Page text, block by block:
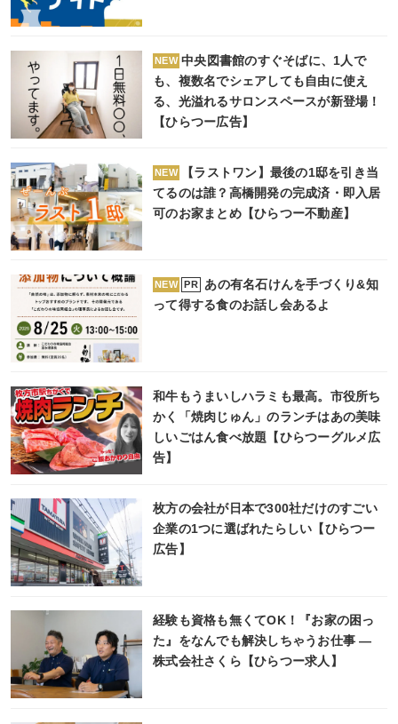
NEW 中央図書館のすぐそばに、1人で
も、複数名でシェアしても自由に使え
る、光溢れるサロンスペースが新登場！
【ひらつー広告】
NEW
【ラストワン】最後の1邸を引き当
てるのは誰？高橋開発の完成済・即入居
可のお家まとめ【ひらつー不動産】
NEW PR
あの有名石けんを手づくり&知
って得する食のお話し会あるよ
和牛もうまいしハラミも最高。市役所ち
かく「焼肉じゅん」のランチはあの美味
しいごはん食べ放題【ひらつーグルメ広
告】
枚方の会社が日本で300社だけのすごい
企業の1つに選ばれたらしい【ひらつー
広告】
経験も資格も無くてOK！『お家の困っ
た』をなんでも解決しちゃうお仕事 ―
株式会社さくら【ひらつー求人】